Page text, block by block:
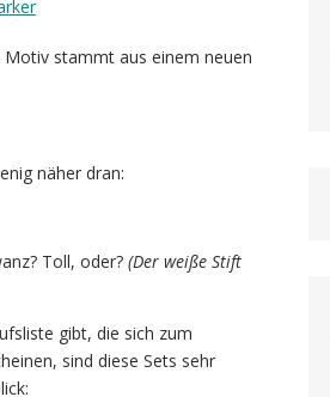
Motiv stammt aus einem neuen
näher dran:
Toll, oder? (Der weiße Stift
gibt, die sich zum
sind diese Sets sehr